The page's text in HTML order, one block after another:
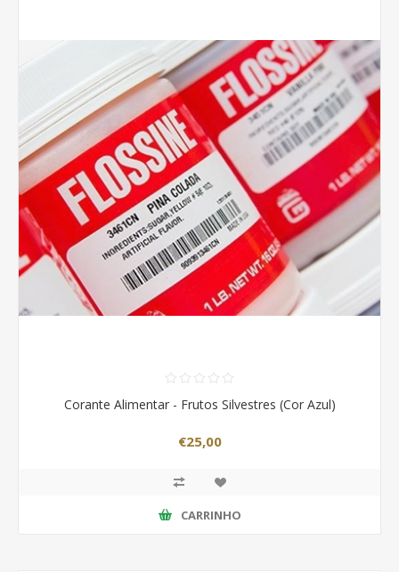
Corante Alimentar - Frutos Silvestres (Cor Azul)
€25,00
CARRINHO